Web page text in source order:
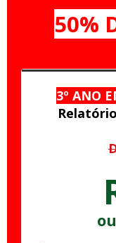
50%
3º ANO